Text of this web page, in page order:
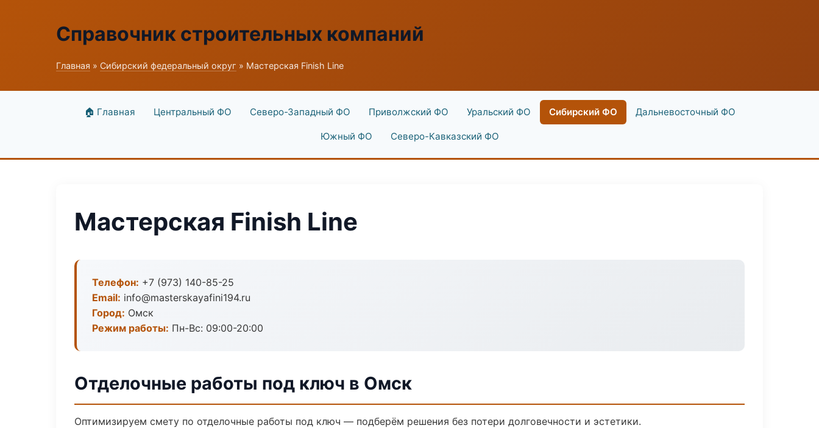
Справочник строительных компаний
Главная » Сибирский федеральный округ » Мастерская Finish Line
🏠 Главная Центральный ФО Северо-Западный ФО Приволжский ФО Уральский ФО Сибирский ФО Дальневосточный ФО
Южный ФО Северо-Кавказский ФО
Мастерская Finish Line
Телефон: +7 (973) 140-85-25
Email: info@masterskayafini194.ru
Город: Омск
Режим работы: Пн-Вс: 09:00-20:00
Отделочные работы под ключ в Омск
Оптимизируем смету по отделочные работы под ключ — подберём решения без потери долговечности и эстетики.